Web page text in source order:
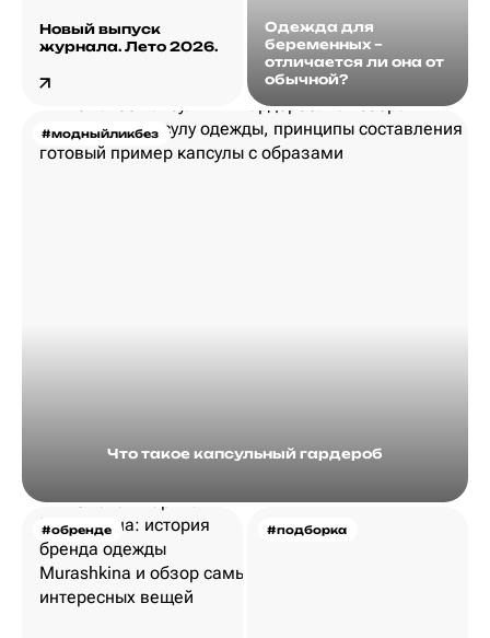
Новый выпуск
журнала. Лето 2026.
Одежда для
беременных –
отличается ли она от
обычной?
#модныйликбез
Что такое капсульный гардероб
#обренде #подборка